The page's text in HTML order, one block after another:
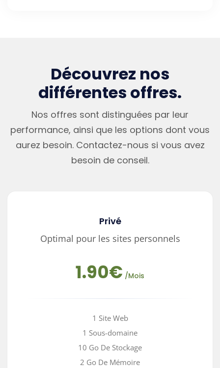
Découvrez nos
différentes offres.
Nos offres sont distinguées par leur
performance, ainsi que les options dont vous
aurez besoin. Contactez-nous si vous avez
besoin de conseil.
Privé
Optimal pour les sites personnels
1.90€ /Mois
1 Site Web
1 Sous-domaine
10 Go De Stockage
2 Go De Mémoire